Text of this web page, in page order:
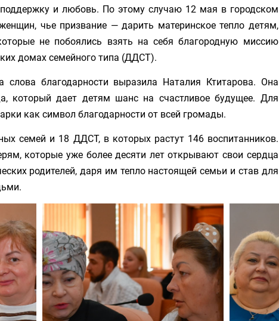
и любовь. По этому случаю 12 мая в городском
чье призвание — дарить материнское тепло детям,
не побоялись взять на себя благородную миссию
домах семейного типа (ДДСТ).
благодарности выразила Наталия Ктитарова. Она
который дает детям шанс на счастливое будущее. Для
как символ благодарности от всей громады.
семей и 18 ДДСТ, в которых растут 146 воспитанников.
которые уже более десяти лет открывают свои сердца
родителей, даря им тепло настоящей семьи и став для